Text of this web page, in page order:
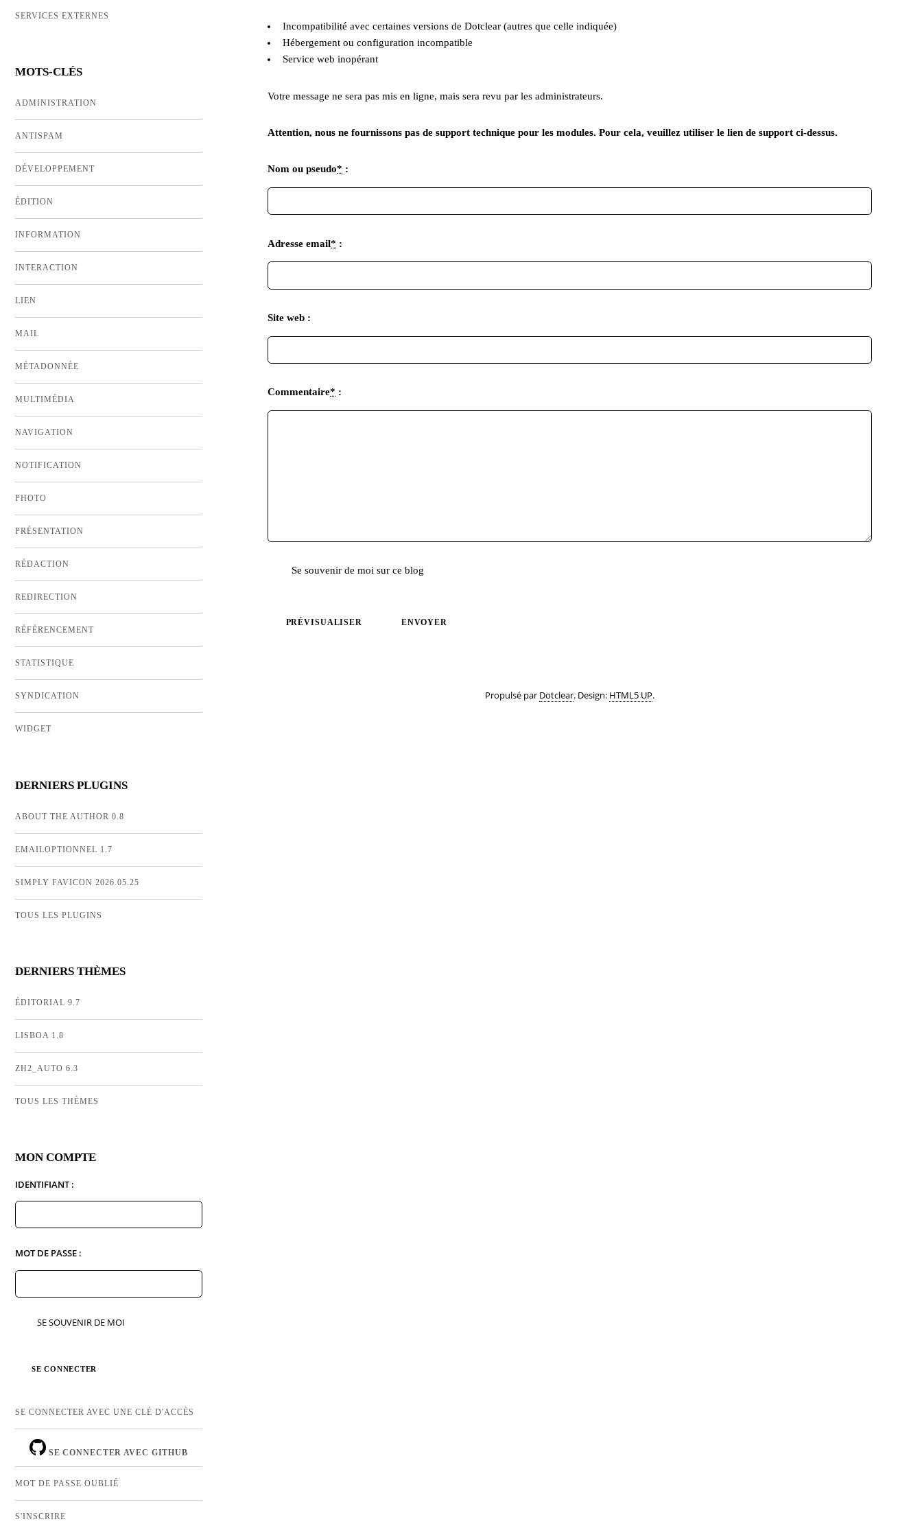
SERVICES EXTERNES
MOTS-CLÉS
ADMINISTRATION
ANTISPAM
DÉVELOPPEMENT
ÉDITION
INFORMATION
INTERACTION
LIEN
MAIL
MÉTADONNÉE
MULTIMÉDIA
NAVIGATION
NOTIFICATION
PHOTO
PRÉSENTATION
RÉDACTION
REDIRECTION
RÉFÉRENCEMENT
STATISTIQUE
SYNDICATION
WIDGET
DERNIERS PLUGINS
ABOUT THE AUTHOR 0.8
EMAILOPTIONNEL 1.7
SIMPLY FAVICON 2026.05.25
TOUS LES PLUGINS
DERNIERS THÈMES
ÉDITORIAL 9.7
LISBOA 1.8
ZH2_AUTO 6.3
TOUS LES THÈMES
MON COMPTE
IDENTIFIANT :
MOT DE PASSE :
SE SOUVENIR DE MOI
SE CONNECTER AVEC UNE CLÉ D'ACCÈS
SE CONNECTER AVEC GITHUB
MOT DE PASSE OUBLIÉ
S'INSCRIRE
Incompatibilité avec certaines versions de Dotclear (autres que celle indiquée)
Hébergement ou configuration incompatible
Service web inopérant
Votre message ne sera pas mis en ligne, mais sera revu par les administrateurs.
Attention, nous ne fournissons pas de support technique pour les modules. Pour cela, veuillez utiliser le lien de support ci-dessus.
Nom ou pseudo* :
Adresse email* :
Site web :
Commentaire* :
Se souvenir de moi sur ce blog
PRÉVISUALISER ENVOYER
Propulsé par Dotclear. Design: HTML5 UP.